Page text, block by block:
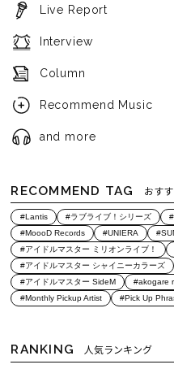
Live Report
Interview
Column
Recommend Music
and more
RECOMMEND TAG おす
#Lantis #ラブライブ！シリーズ
#MoooD Records
#UNIERA
#アイドルマスター ミリオンライブ！
#アイドルマスター シャイニーカラーズ
#アイドルマスター SideM
#akogare
#Monthly Pickup Artist
#Pick Up
RANKING 人気ランキング